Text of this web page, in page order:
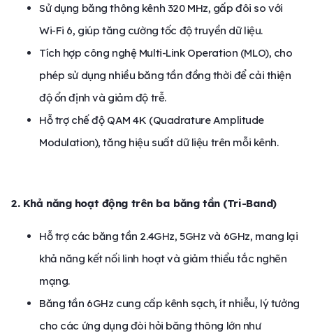
Sử dụng băng thông kênh 320 MHz, gấp đôi so với
Wi-Fi 6, giúp tăng cường tốc độ truyền dữ liệu.
Tích hợp công nghệ Multi-Link Operation (MLO), cho
phép sử dụng nhiều băng tần đồng thời để cải thiện
độ ổn định và giảm độ trễ.
Hỗ trợ chế độ QAM 4K (Quadrature Amplitude
Modulation), tăng hiệu suất dữ liệu trên mỗi kênh.
2. Khả năng hoạt động trên ba băng tần (Tri-Band)
Hỗ trợ các băng tần 2.4GHz, 5GHz và 6GHz, mang lại
khả năng kết nối linh hoạt và giảm thiểu tắc nghẽn
mạng.
Băng tần 6GHz cung cấp kênh sạch, ít nhiễu, lý tưởng
cho các ứng dụng đòi hỏi băng thông lớn như